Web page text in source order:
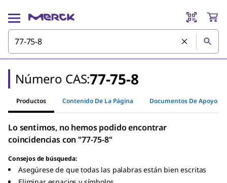
Número CAS:77-75-8
Productos Contenido De La Página Documentos De Apoyo
Lo sentimos, no hemos podido encontrar
coincidencias con "77-75-8"
Consejos de búsqueda:
Asegúrese de que todas las palabras están bien escritas